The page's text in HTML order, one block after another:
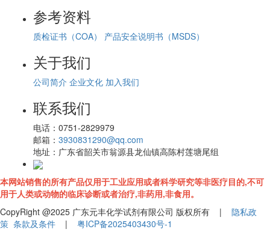
参考资料
质检证书（COA） 产品安全说明书（MSDS）
关于我们
公司简介 企业文化 加入我们
联系我们
电话： 0751-2829979
邮箱： 3930831290@qq.com
地址： 广东省韶关市翁源县龙仙镇高陈村莲塘尾组
本网站销售的所有产品仅用于工业应用或者科学研究等非医疗目的,不可
用于人类或动物的临床诊断或者治疗,非药用,非食用。
CopyRight @2025 广东元丰化学试剂有限公司 版权所有 | 隐私政
策 条款及条件 | 粤ICP备2025403430号-1